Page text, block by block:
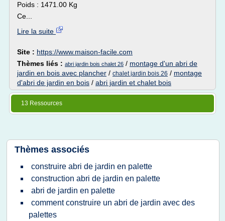
Poids : 1471.00 Kg
Ce...
Lire la suite
Site : https://www.maison-facile.com
Thèmes liés : abri jardin bois chalet 26 / montage d'un abri de
jardin en bois avec plancher / chalet jardin bois 26 / montage
d'abri de jardin en bois / abri jardin et chalet bois
13 Ressources
Thèmes associés
construire abri de jardin en palette
construction abri de jardin en palette
abri de jardin en palette
comment construire un abri de jardin avec des
palettes